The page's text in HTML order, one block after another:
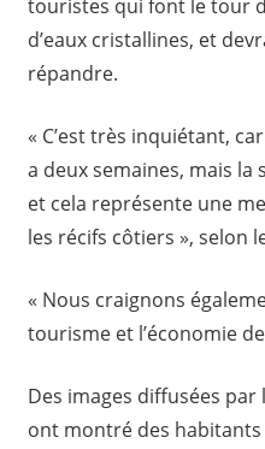
touristes qui font le tour
d’eaux cristallines, et
répandre.
« C’est très inquiétant,
a deux semaines, mais la
et cela représente une
les récifs côtiers », selon
« Nous craignons
tourisme et l’économie
Des images diffusées par
ont montré des